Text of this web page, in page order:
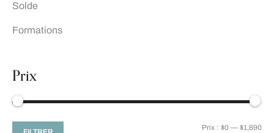
Solde
Formations
Prix
Prix : $0 — $1,890